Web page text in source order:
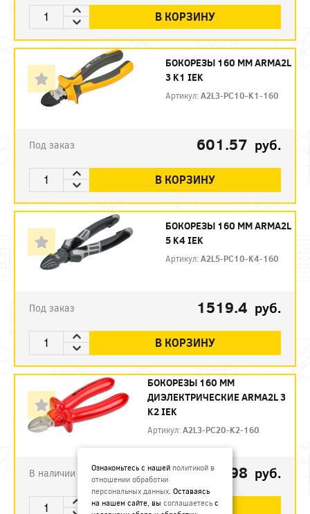
В КОРЗИНУ
БОКОРЕЗЫ 160 ММ ARMA2L
3 K1 IEK
Артикул:A2L3-PC10-K1-160
Под заказ 601.57 руб.
В КОРЗИНУ
БОКОРЕЗЫ 160 ММ ARMA2L
5 K4 IEK
Артикул:A2L5-PC10-K4-160
Под заказ 1519.4 руб.
В КОРЗИНУ
БОКОРЕЗЫ 160 ММ
ДИЭЛЕКТРИЧЕСКИЕ ARMA2L 3
K2 IEK
Артикул:A2L3-PC20-K2-160
В наличии 792.98 руб.
В КОРЗИНУ
Ознакомьтесь с нашей политикой в
отношении обработки
персональных данных. Оставаясь
на нашем сайте, вы соглашаетесь с